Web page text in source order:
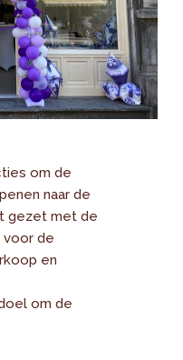
om de
naar de
gezet met de
voor de
en
om de